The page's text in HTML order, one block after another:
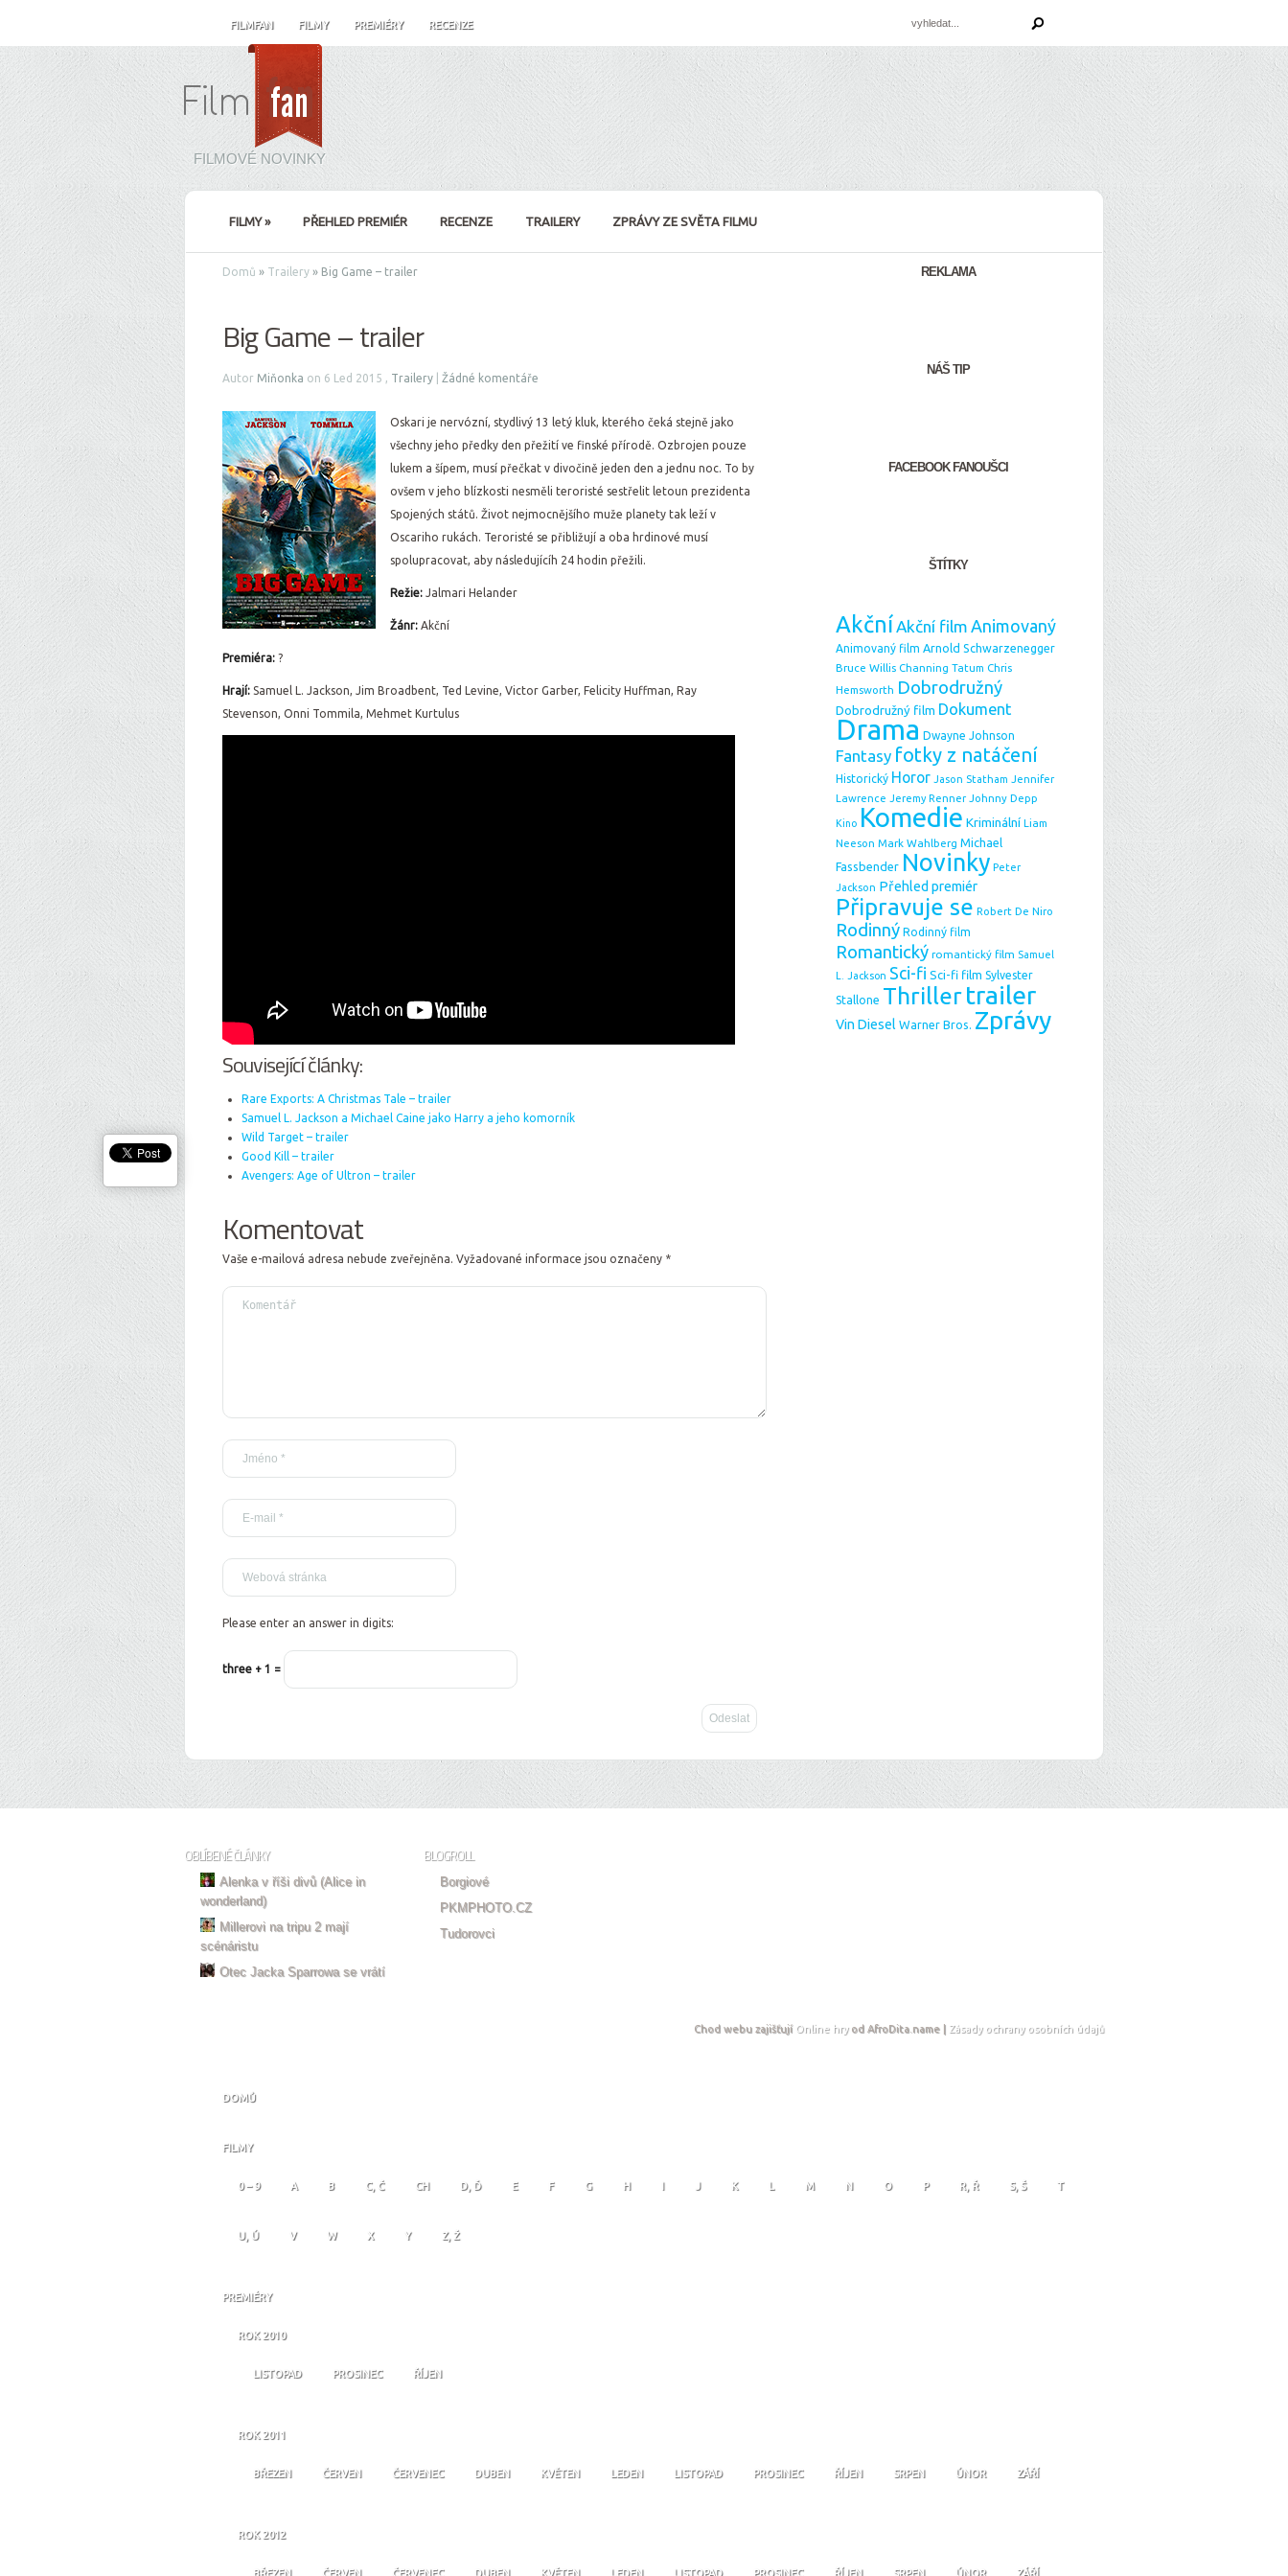
FILMFAN FILMY PREMIÉRY RECENZE
FILMOVÉ NOVINKY
FILMY» PŘEHLED PREMIÉR RECENZE TRAILERY ZPRÁVY ZE SVĚTA FILMU
Domů » Trailery » Big Game – trailer
Big Game – trailer
Autor Miňonka on 6 Led 2015 , Trailery Žádné komentáře
Oskari je nervózní, stydlivý 13 letý kluk, kterého čeká stejně jako
všechny jeho předky den přežití ve finské přírodě. Ozbrojen pouze
lukem a šípem, musí přečkat v divočině jeden den a jednu noc. To by
ovšem v jeho blízkosti nesměli teroristé sestřelit letoun prezidenta
Spojených států. Život nejmocnějšího muže planety tak leží v
Oscariho rukách. Teroristé se přibližují a oba hrdinové musí
spolupracovat, aby následujícíh 24 hodin přežili.
Režie: Jalmari Helander
Žánr: Akční
Premiéra: ?
Hrají: Samuel L. Jackson, Jim Broadbent, Ted Levine, Victor Garber, Felicity Huffman, Ray
Stevenson, Onni Tommila, Mehmet Kurtulus
Související články:
Rare Exports: A Christmas Tale – trailer
Samuel L. Jackson a Michael Caine jako Harry a jeho komorník
Wild Target – trailer
Good Kill – trailer
Avengers: Age of Ultron – trailer
Komentovat
Vaše e-mailová adresa nebude zveřejněna. Vyžadované informace jsou označeny *
Please enter an answer in digits:
three + 1 =
REKLAMA
NÁŠ TIP
FACEBOOK FANOUŠCI
ŠTÍTKY
AkčníAkční film Animovaný
Animovaný film Arnold Schwarzenegger
Bruce Willis Channing Tatum Chris
Hemsworth Dobrodružný
Dobrodružný film Dokument
Drama Dwayne Johnson
Fantasy fotky z natáčení
Historický Horor Jason Statham Jennifer
Lawrence Jeremy Renner Johnny Depp
Kino Komedie Kriminální Liam
Neeson Mark Wahlberg Michael
Fassbender Novinky Peter
Jackson Přehled premiér
Připravuje se Robert De Niro
Rodinný Rodinný film
Romantický romantický film Samuel
L. Jackson Sci-fi Sci-fi film Sylvester
Stallone Thrillertrailer
Vin Diesel Warner Bros. Zprávy
OBLÍBENÉ ČLÁNKY
Alenka v říši divů (Alice in
wonderland)
Millerovi na tripu 2 mají
scénáristu
Otec Jacka Sparrowa se vrátí
BLOGROLL
Borgiové
PKMPHOTO.CZ
Tudorovci
Chod webu zajišťují Online hryod AfroDita.name | Zásady ochrany osobních údajů
DOMŮ
FILMY
0 – 9 A B C, Č CH D, Ď E F G H I J K L M N O P R, Ř S, Š T
U, Ú V W X Y Z, Ž
PREMIÉRY
ROK 2010
LISTOPAD PROSINEC ŘÍJEN
ROK 2011
BŘEZEN ČERVEN ČERVENEC DUBEN KVĚTEN LEDEN LISTOPAD PROSINEC ŘÍJEN SRPEN ÚNOR ZÁŘÍ
ROK 2012
BŘEZEN ČERVEN ČERVENEC DUBEN KVĚTEN LEDEN LISTOPAD PROSINEC ŘÍJEN SRPEN ÚNOR ZÁŘÍ